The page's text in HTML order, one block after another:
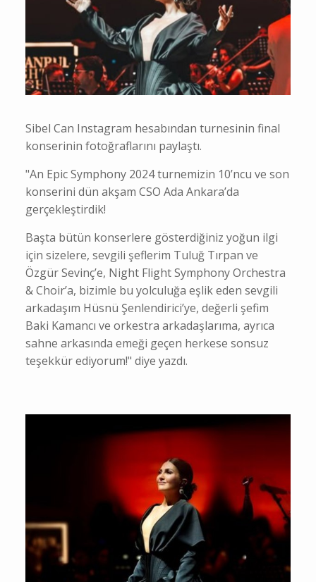
Sibel Can Instagram hesabından turnesinin final
konserinin fotoğraflarını paylaştı.
"An Epic Symphony 2024 turnemizin 10’ncu ve son
konserini dün akşam CSO Ada Ankara’da
gerçekleştirdik!
Başta bütün konserlere gösterdiğiniz yoğun ilgi
için sizelere, sevgili şeflerim Tuluğ Tırpan ve
Özgür Sevinç’e, Night Flight Symphony Orchestra
& Choir’a, bizimle bu yolculuğa eşlik eden sevgili
arkadaşım Hüsnü Şenlendirici’ye, değerli şefim
Baki Kamancı ve orkestra arkadaşlarıma, ayrıca
sahne arkasında emeği geçen herkese sonsuz
teşekkür ediyorum!" diye yazdı.